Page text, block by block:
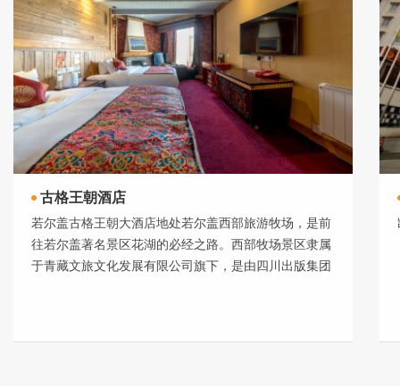
古格王朝酒店
若尔盖古格王朝大酒店地处若尔盖西部旅游牧场，是前
往若尔盖著名景区花湖的必经之路。西部牧场景区隶属
于青藏文旅文化发展有限公司旗下，是由四川出版集团